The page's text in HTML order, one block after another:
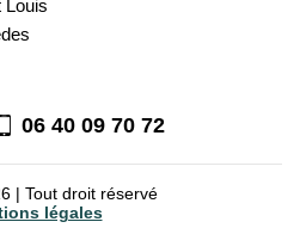
Louis
06 40 09 70 72
| Tout droit réservé
légales